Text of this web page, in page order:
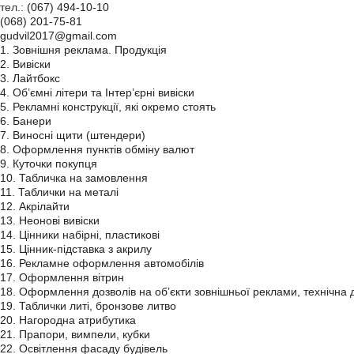
тел.: (067) 494-10-10
(068) 201-75-81
gudvil2017@gmail.com
1. Зовнішня реклама. Продукція
2. Вивіски
3. Лайтбокс
4. Об’ємні літери та Інтер’єрні вивіски
5. Рекламні конструкції, які окремо стоять
6. Банери
7. Виносні щити (штендери)
8. Оформлення пунктів обміну валют
9. Куточки покупця
10. Табличка на замовлення
11. Таблички на металі
12. Акрілайти
13. Неонові вивіски
14. Цінники набірні, пластикові
15. Цінник-підставка з акрилу
16. Рекламне оформлення автомобілів
17. Оформлення вітрин
18. Оформлення дозволів на об’єкти зовнішньої реклами, технічна
19. Таблички литі, бронзове литво
20. Нагородна атрибутика
21. Прапори, вимпели, кубки
22. Освітлення фасаду будівель